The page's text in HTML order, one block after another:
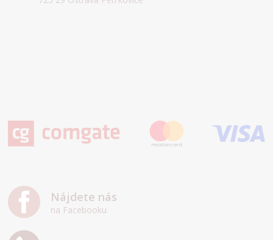
Nájdete nás
na Facebooku